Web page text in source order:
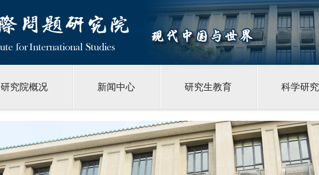
研究院概况 新闻中心 研究生教育 科学研究